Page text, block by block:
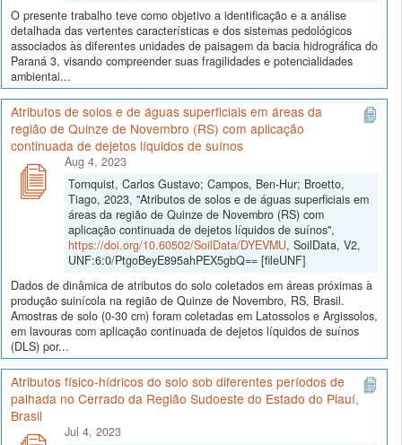
O presente trabalho teve como objetivo a identificação e a análise
detalhada das vertentes características e dos sistemas pedológicos
associados às diferentes unidades de paisagem da bacia hidrográfica do
Paraná 3, visando compreender suas fragilidades e potencialidades
ambientai...
Atributos de solos e de águas superficiais em áreas da
região de Quinze de Novembro (RS) com aplicação
continuada de dejetos líquidos de suínos
Aug 4, 2023
Tornquist, Carlos Gustavo; Campos, Ben-Hur; Broetto,
Tiago, 2023, "Atributos de solos e de águas superficiais em
áreas da região de Quinze de Novembro (RS) com
aplicação continuada de dejetos líquidos de suínos",
https://doi.org/10.60502/SoilData/DYEVMU, SoilData, V2,
UNF:6:0/PtgoBeyE895ahPEX5gbQ== [fileUNF]
Dados de dinâmica de atributos do solo coletados em áreas próximas à
produção suinícola na região de Quinze de Novembro, RS, Brasil.
Amostras de solo (0-30 cm) foram coletadas em Latossolos e Argissolos,
em lavouras com aplicação continuada de dejetos líquidos de suínos
(DLS) por...
Atributos físico-hídricos do solo sob diferentes períodos de
palhada no Cerrado da Região Sudoeste do Estado do Piauí,
Brasil
Jul 4, 2023